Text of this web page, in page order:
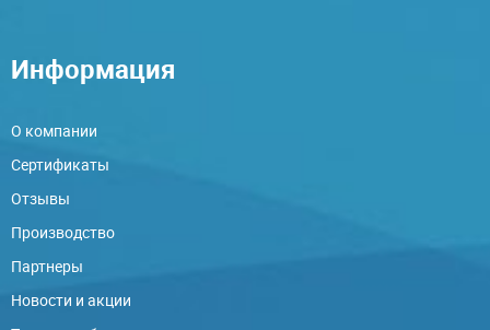
Информация
О компании
Сертификаты
Отзывы
Производство
Партнеры
Новости и акции